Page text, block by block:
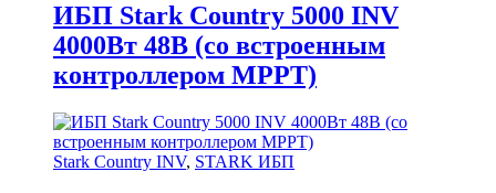
ИБП Stark Country 5000 INV
4000Вт 48В (со встроенным
контроллером MPPT)
Stark Country INV, STARK ИБП